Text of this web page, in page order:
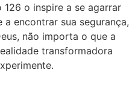
o inspire a se agarrar
encontrar sua segurança,
não importa o que a
transformadora